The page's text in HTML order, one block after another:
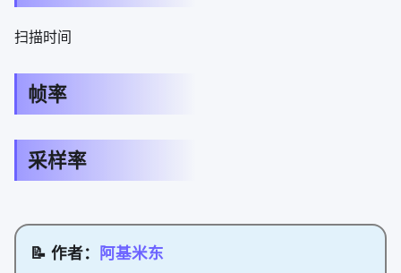
扫描时间
帧率
采样率
📝 作者： 阿基米东